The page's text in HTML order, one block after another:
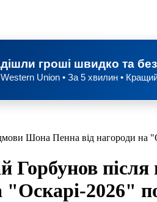
гроші швидко та
Western Union • За 5 хвилин •
Шона Пенна від нагороди на
після
2026"